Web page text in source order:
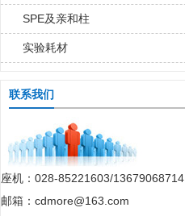
SPE及亲和柱
实验耗材
联系我们
座机：028-85221603/13679068714
邮箱：cdmore@163.com